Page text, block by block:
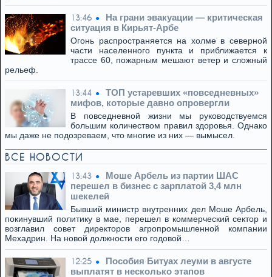
13:46
На грани эвакуации — критическая
ситуация в Кирьят-Арбе
Огонь распространяется на холме в северной
части населенного пункта и приближается к
трассе 60, пожарным мешают ветер и сложный
рельеф.
13:44
ТОП устаревших «повседневных»
мифов, которые давно опровергли
В повседневной жизни мы руководствуемся
большим количеством правил здоровья. Однако
мы даже не подозреваем, что многие из них — вымысел.
ВСЕ НОВОСТИ
13:43
Моше Арбель из партии ШАС
перешел в бизнес с зарплатой 3,4 млн
шекелей
Бывший министр внутренних дел Моше Арбель,
покинувший политику в мае, перешел в коммерческий сектор и
возглавил совет директоров агропромышленной компании
Мехадрин. На новой должности его годовой…
12:25
Пособия Битуах леуми в августе
выплатят в несколько этапов